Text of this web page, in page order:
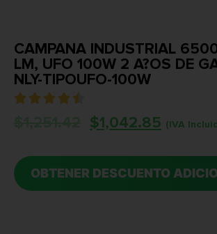
CAMPANA INDUSTRIAL
LM, UFO 100W 2 A?OS DE
NLY-TIPOUFO-100W
    
$1,042.85 (IVA
OBTENER DESCUENTO